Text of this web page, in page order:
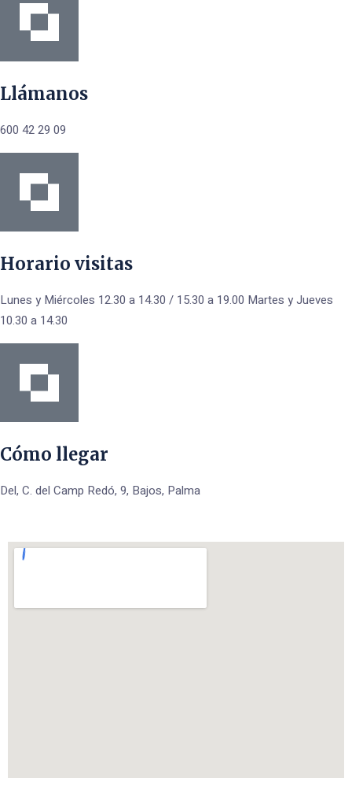
Llámanos
600 42 29 09
Horario visitas
Lunes y Miércoles 12.30 a 14.30 / 15.30 a 19.00 Martes y Jueves
10.30 a 14.30
Cómo llegar
Del, C. del Camp Redó, 9, Bajos, Palma